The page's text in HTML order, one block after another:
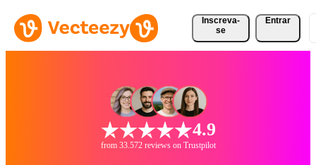
Inscreva-
se
Entrar
4.9
from 33.572 reviews on Trustpilot